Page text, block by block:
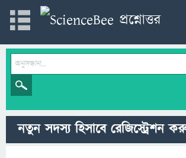
নতুন সদস্য হিসাবে রেজিস্ট্রেশন